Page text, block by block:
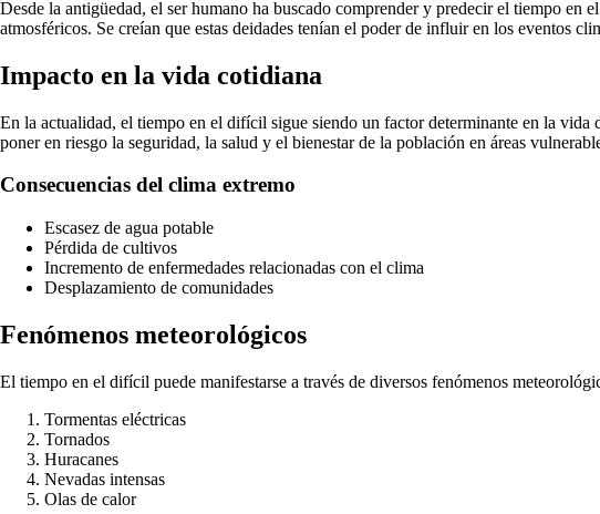
Desde la antigüedad, el ser humano ha buscado comprender y predecir el tiempo
atmosféricos. Se creían que estas deidades tenían el poder de influir en los eventos
Impacto en la vida cotidiana
En la actualidad, el tiempo en el difícil sigue siendo un factor determinante en la vida
poner en riesgo la seguridad, la salud y el bienestar de la población en áreas
Consecuencias del clima extremo
Escasez de agua potable
Pérdida de cultivos
Incremento de enfermedades relacionadas con el clima
Desplazamiento de comunidades
Fenómenos meteorológicos
El tiempo en el difícil puede manifestarse a través de diversos fenómenos
Tormentas eléctricas
Tornados
Huracanes
Nevadas intensas
Olas de calor